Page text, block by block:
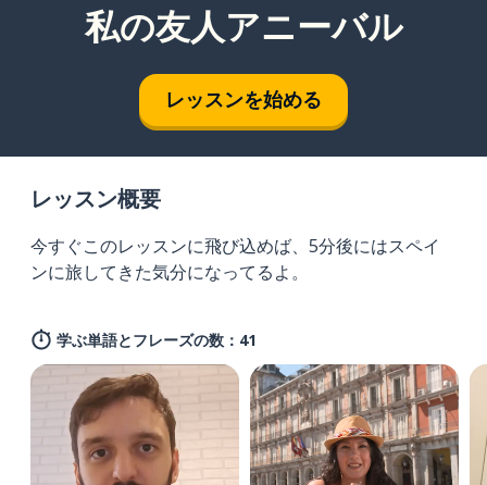
私の友人アニーバル
レッスンを始める
レッスン概要
今すぐこのレッスンに飛び込めば、5分後にはスペイ
ンに旅してきた気分になってるよ。
学ぶ単語とフレーズの数：41